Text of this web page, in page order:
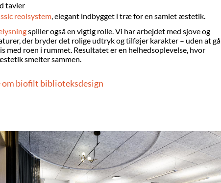
tavler
reolsystem, elegant indbygget i træ for en samlet æstetik.
spiller også en vigtig rolle. Vi har arbejdet med sjove og
der bryder det rolige udtryk og tilføjer karakter – uden at gå
med roen i rummet. Resultatet er en helhedsoplevelse, hvor
smelter sammen.
om biofilt biblioteksdesign